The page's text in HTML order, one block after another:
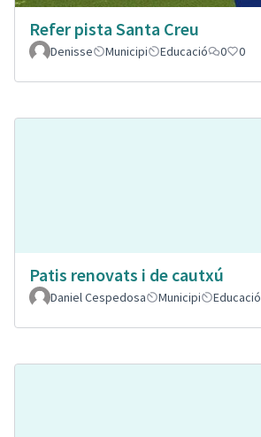
Refer pista Santa Creu
Denisse
Municipi Educació 0 0
Patis renovats i de cautxú
Daniel Cespedosa
Municipi Educació